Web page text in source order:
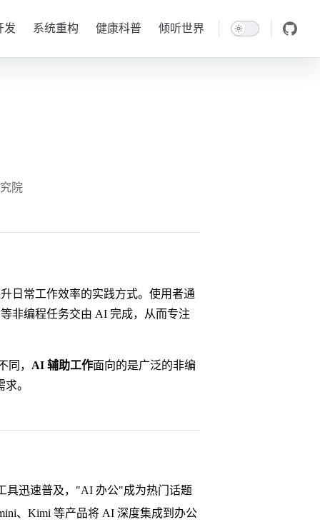
发 系统重构 健康科普 倾听世界
院
日常工作效率的实践方式。使用者通
非编程任务交由 AI 完成，从而专注
同， AI 辅助工作面向的是广泛的非编
。
具迅速普及，"AI 办公"成为热门话题
、Kimi 等产品将 AI 深度集成到办公